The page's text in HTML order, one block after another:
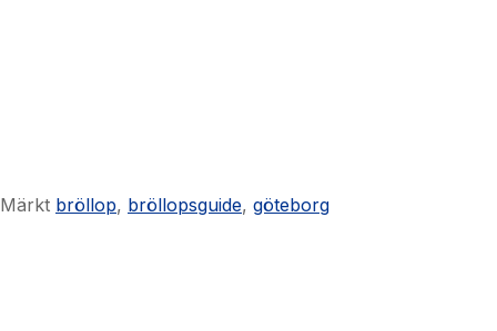
Märkt bröllop, bröllopsguide, göteborg